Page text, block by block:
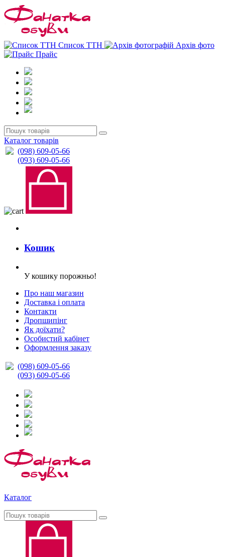
Список ТТН
Архів фото
Прайс
Каталог товарів
(098) 609-05-66
(093) 609-05-66
Кошик
У кошику порожньо!
Про наш магазин
Доставка і оплата
Контакти
Дропшипінг
Як доїхати?
Особистий кабінет
Оформлення заказу
(098) 609-05-66
(093) 609-05-66
Каталог